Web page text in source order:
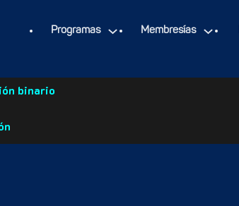
Programas Membresías
binario